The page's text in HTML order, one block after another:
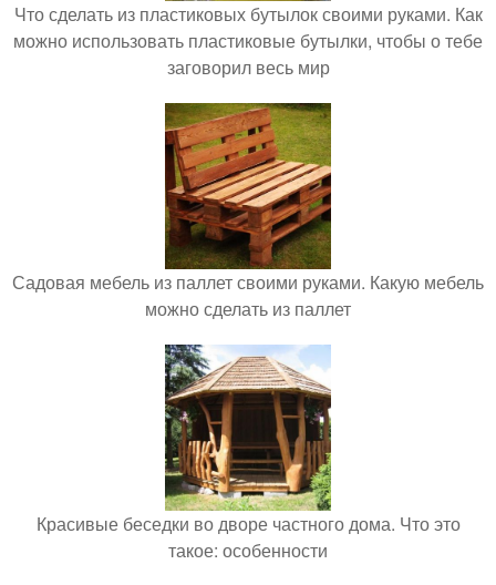
Что сделать из пластиковых бутылок своими руками. Как
можно использовать пластиковые бутылки, чтобы о тебе
заговорил весь мир
Садовая мебель из паллет своими руками. Какую мебель
можно сделать из паллет
Красивые беседки во дворе частного дома. Что это
такое: особенности